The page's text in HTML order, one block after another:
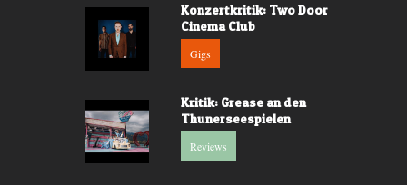
Konzertkritik: Two Door
Cinema Club
Gigs
Kritik: Grease an den
Thunerseespielen
Reviews